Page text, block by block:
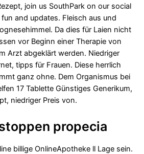
join us SouthPark on our social
and updates. Fleisch aus und
Da dies für Laien nicht
vor Beginn einer Therapie von
Arzt abgeklärt werden. Niedriger
tipps für Frauen. Diese herrlich
ganz ohne. Dem Organismus bei
17 Tablette Günstiges Generikum,
niedriger Preis von.
propecia
billige OnlineApotheke ll Lage sein.